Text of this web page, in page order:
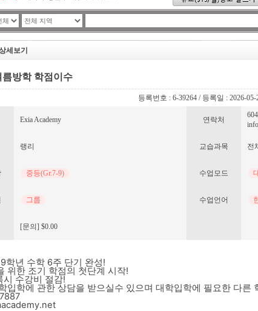
세보기
름방학 학점이수
등록번호 : 6-39264 / 등록일 : 2026-
Exia Academy 연락처
랭리 교습과목 전
중등(Gr.7-9) 수업모드
그룹 수업언어
[문의] $0.00
학년 수학 6주 단기 완성!
위한 조기 학점의 첫단계 시작!
시 수강비 절감!
입학에 관한 상담을 받으실수 있으며 대학입학에 필요한 다른